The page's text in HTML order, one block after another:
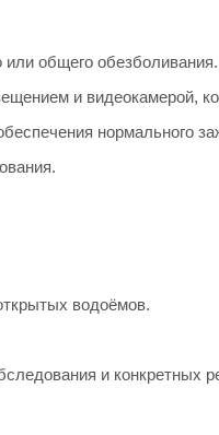
или общего обезболивания.
и видеокамерой,
нормального
водоёмов.
и конкретных